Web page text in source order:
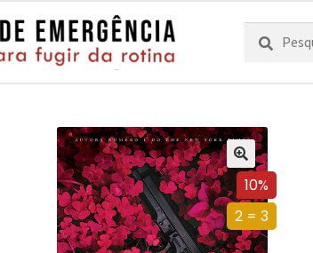
Pesquisar
por:
Pesquisa
10%
2 = 3